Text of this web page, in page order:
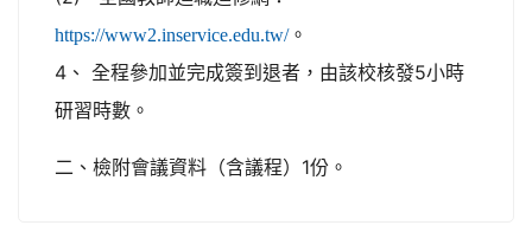
https://www2.inservice.edu.tw/。
4、 全程參加並完成簽到退者，由該校核發5小時
研習時數。
二、檢附會議資料（含議程）1份。